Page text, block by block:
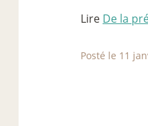
Lire De la
Posté le 11